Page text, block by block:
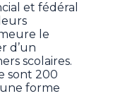
et fédéral
le
d’un
scolaires.
sont 200
forme